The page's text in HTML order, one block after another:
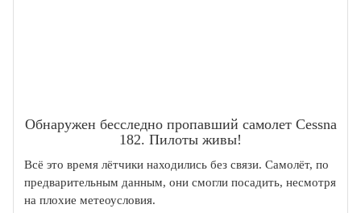
Обнаружен бесследно пропавший самолет Cessna
182. Пилоты живы!
Всё это время лётчики находились без связи. Самолёт, по
предварительным данным, они смогли посадить, несмотря
на плохие метеоусловия.